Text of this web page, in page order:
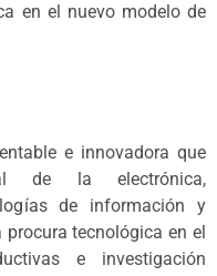
en el nuevo modelo de
e innovadora que
de la electrónica,
de información y
tecnológica en el
e investigación